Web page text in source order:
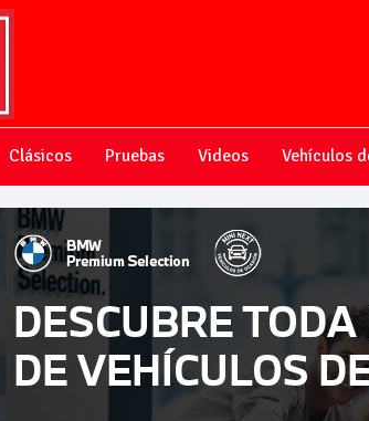
Clásicos Pruebas Videos Vehículos